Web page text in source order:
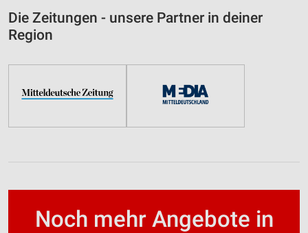
Die Zeitungen - unsere Partner in deiner
Region
Noch mehr Angebote in